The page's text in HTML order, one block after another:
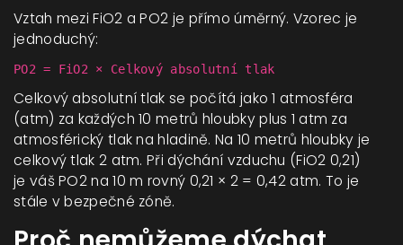
Vztah mezi FiO2 a PO2 je přímo úměrný. Vzorec je
jednoduchý:
PO2 = FiO2 × Celkový absolutní tlak
Celkový absolutní tlak se počítá jako 1 atmosféra
(atm) za každých 10 metrů hloubky plus 1 atm za
atmosférický tlak na hladině. Na 10 metrů hloubky je
celkový tlak 2 atm. Při dýchání vzduchu (FiO2 0,21)
je váš PO2 na 10 m rovný 0,21 × 2 = 0,42 atm. To je
stále v bezpečné zóně.